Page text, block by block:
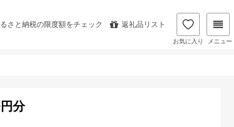
さと納税の限度額をチェック 返礼品リスト
お気に入り メニュー
分